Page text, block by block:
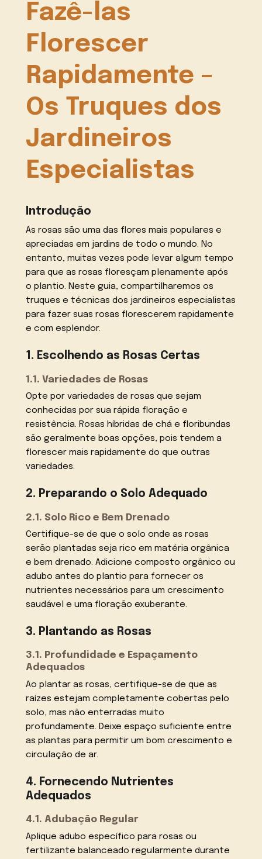
Fazê-las
Florescer
Rapidamente –
Os Truques dos
Jardineiros
Especialistas
Introdução
As rosas são uma das flores mais populares e
apreciadas em jardins de todo o mundo. No
entanto, muitas vezes pode levar algum tempo
para que as rosas floresçam plenamente após
o plantio. Neste guia, compartilharemos os
truques e técnicas dos jardineiros especialistas
para fazer suas rosas florescerem rapidamente
e com esplendor.
1. Escolhendo as Rosas Certas
1.1. Variedades de Rosas
Opte por variedades de rosas que sejam
conhecidas por sua rápida floração e
resistência. Rosas híbridas de chá e floribundas
são geralmente boas opções, pois tendem a
florescer mais rapidamente do que outras
variedades.
2. Preparando o Solo Adequado
2.1. Solo Rico e Bem Drenado
Certifique-se de que o solo onde as rosas
serão plantadas seja rico em matéria orgânica
e bem drenado. Adicione composto orgânico ou
adubo antes do plantio para fornecer os
nutrientes necessários para um crescimento
saudável e uma floração exuberante.
3. Plantando as Rosas
3.1. Profundidade e Espaçamento
Adequados
Ao plantar as rosas, certifique-se de que as
raízes estejam completamente cobertas pelo
solo, mas não enterradas muito
profundamente. Deixe espaço suficiente entre
as plantas para permitir um bom crescimento e
circulação de ar.
4. Fornecendo Nutrientes
Adequados
4.1. Adubação Regular
Aplique adubo específico para rosas ou
fertilizante balanceado regularmente durante